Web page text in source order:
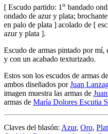
[ Escudo partido: 1 o bandado
ondado de azur y plata;
en palo de plata ] acolado de [
azur y plata ].
Escudo de armas pintado por mí,
y con un acabado texturizado.
Estos son los escudos de armas
ambos diseñados porJuan
imagen muestra las armas de
armas de María Dolores Escutia
Claves del blasón: Azur, Oro,